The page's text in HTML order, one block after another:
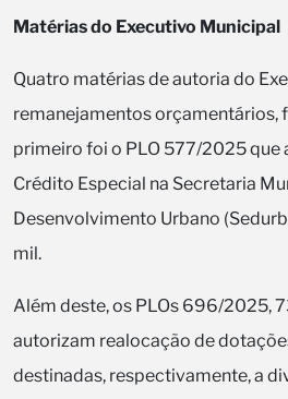
Matérias do Executivo Municipal
Quatro matérias de autoria do
remanejamentos orçamentários,
primeiro foi o PLO 577/2025 que
Crédito Especial na Secretaria
Desenvolvimento Urbano
mil.
Além deste, os PLOs 696/2025,
autorizam realocação de
destinadas, respectivamente, a